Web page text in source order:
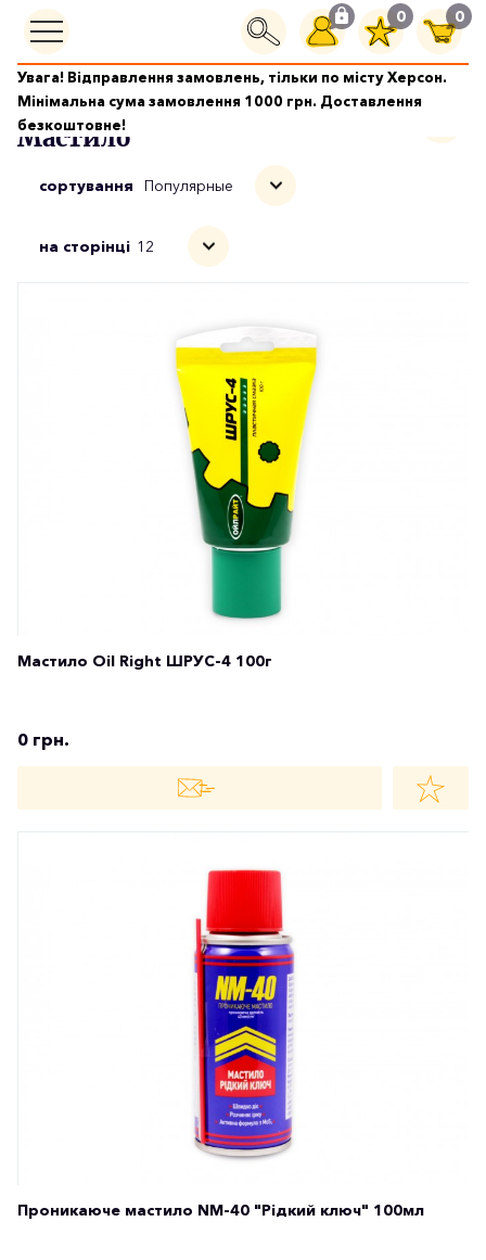
0 0
Увага! Відправлення замовлень, тільки по місту Херсон.
Мінімальна сума замовлення 1000 грн. Доставлення
безкоштовне!
Масла і автохімія
Мастило
сортування Популярные
на сторінці 12
Мастило Oil Right ШРУС-4 100г
0 грн.
Проникаюче мастило NM-40 "Рідкий ключ" 100мл